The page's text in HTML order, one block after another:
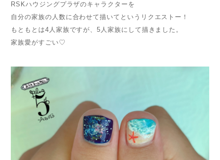
RSKハウジングプラザのキャラクターを
自分の家族の人数に合わせて描いてというリクエストー！
もともとは4人家族ですが、5人家族にして描きました。
家族愛がすごい♡